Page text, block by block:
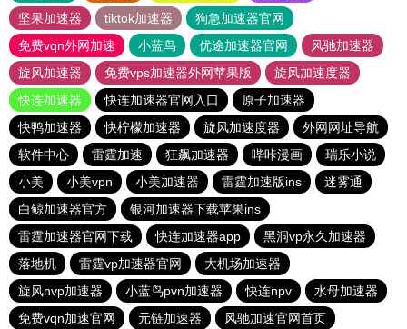
坚果加速器
tiktok加速器
狗急加速器官网
免费vqn外网加速
小蓝鸟 优途加速器官网
风驰加速器
旋风加速器
免费vps加速器外网苹果版
旋风加速度器
快连加速器
快连加速器官网入口
原子加速器
快鸭加速器
快柠檬加速器 旋风加速度器
外网网址导航
软件中心
雷霆加速 狂飙加速器 哔咔漫画
瑞乐小说
小美
小美vpn 小美加速器 雷霆加速版ins
迷雾通
白鲸加速器官方
银河加速器下载苹果ins
雷霆加速器官网下载
快连加速器app
黑洞vp永久加速器
落地机
雷霆vp加速器官网
大机场加速器
旋风nvp加速器
小蓝鸟pvn加速器 快连npv
水母加速器
免费vqn加速官网
元链加速器 风驰加速官网首页